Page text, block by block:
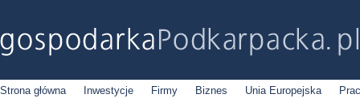
Strona główna Inwestycje Firmy Biznes Unia Europejska